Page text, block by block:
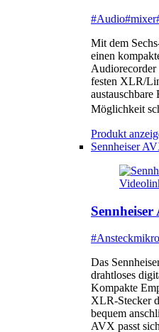
#Audio#mixer
Mit dem
einen
festen XLR/
Möglichkeit
Produkt
Sennheiser
Das
drahtloses
Kompakte
XLR-Stecker
bequem
AVX passt